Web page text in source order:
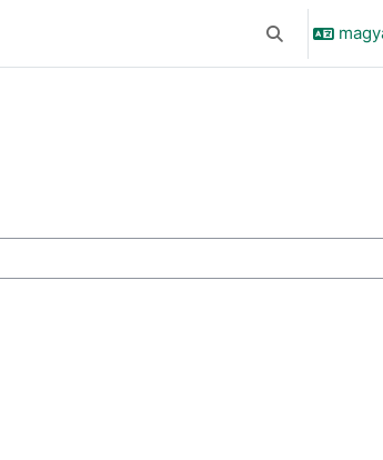
Keresési